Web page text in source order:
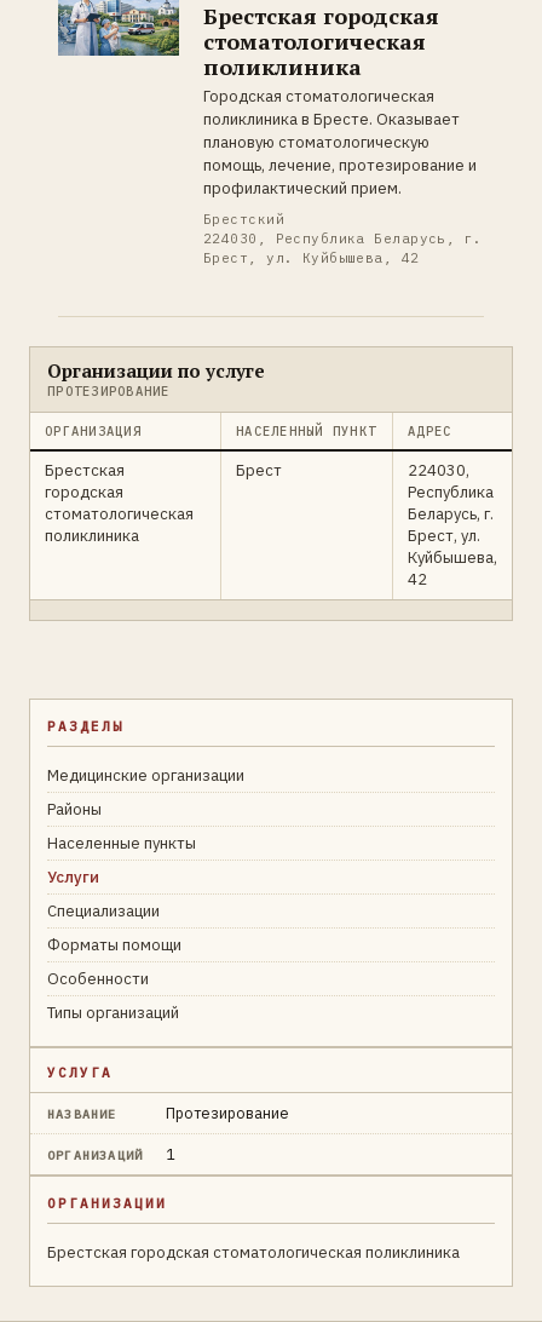
Брестская городская
стоматологическая
поликлиника
Городская стоматологическая
поликлиника в Бресте. Оказывает
плановую стоматологическую
помощь, лечение, протезирование и
профилактический прием.
Брестский
224030, Республика Беларусь, г.
Брест, ул. Куйбышева, 42
Организации по услуге
ПРОТЕЗИРОВАНИЕ
ОРГАНИЗАЦИЯ НАСЕЛЕННЫЙ ПУНКТ АДРЕС
Брестская
городская
стоматологическая
поликлиника
Брест
224030,
Республика
Беларусь, г.
Брест, ул.
Куйбышева,
42
РАЗДЕЛЫ
Медицинские организации
Районы
Населенные пункты
Услуги
Специализации
Форматы помощи
Особенности
Типы организаций
УСЛУГА
НАЗВАНИЕ Протезирование
ОРГАНИЗАЦИЙ 1
ОРГАНИЗАЦИИ
Брестская городская стоматологическая поликлиника